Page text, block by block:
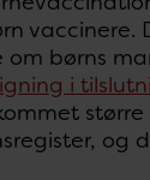
vaccinere.
børns
i